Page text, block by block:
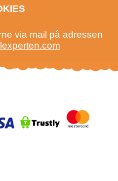
via mail på adressen